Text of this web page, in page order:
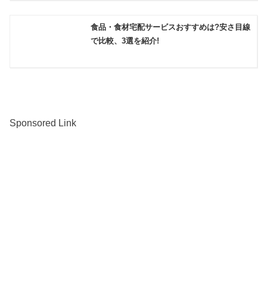
食品・食材宅配サービスおすすめは?安さ目線
で比較、3選を紹介!
Sponsored Link